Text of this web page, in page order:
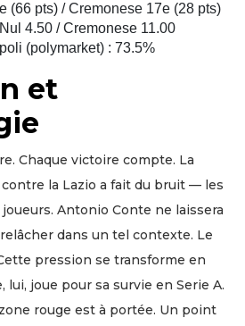
(66 pts) / Cremonese 17e (28 pts)
4.50 / Cremonese 11.00
(polymarket) : 73.5%
et
Chaque victoire compte. La
la Lazio a fait du bruit — les
Antonio Conte ne laissera
dans un tel contexte. Le
pression se transforme en
lui, joue pour sa survie en Serie A.
rouge est à portée. Un point